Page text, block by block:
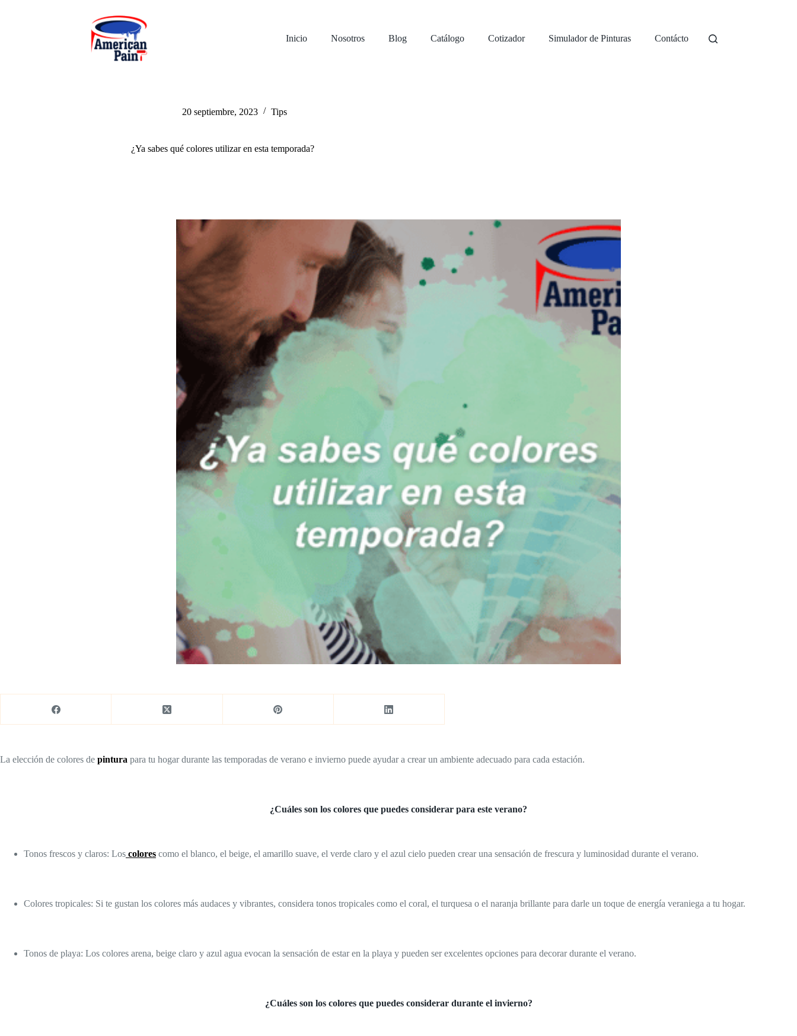
Inicio
Nosotros Blog Catálogo Cotizador Simulador de Pinturas Contácto
20 septiembre, 2023 Tips
¿Ya sabes qué colores utilizar en esta temporada?
La elección de colores de pintura para tu hogar durante las temporadas de verano e invierno puede ayudar a crear un ambiente adecuado para cada estación.
¿Cuáles son los colores que puedes considerar para este verano?
Tonos frescos y claros: Los colores como el blanco, el beige, el amarillo suave, el verde claro y el azul cielo pueden crear una sensación de frescura y luminosidad durante el verano.
Colores tropicales: Si te gustan los colores más audaces y vibrantes, considera tonos tropicales como el coral, el turquesa o el naranja brillante para darle un toque de energía veraniega a tu hogar.
Tonos de playa: Los colores arena, beige claro y azul agua evocan la sensación de estar en la playa y pueden ser excelentes opciones para decorar durante el verano.
¿Cuáles son los colores que puedes considerar durante el invierno?